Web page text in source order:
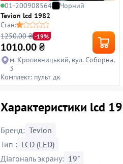
01-200908564
Чорний
Tevion lcd 1982
Стан:
1250.00 ₴ -19%
1010.00₴
м. Кропивницький, вул. Соборна,
3
Комплект: пульт дк
Характеристики lcd
Бренд: Tevion
Тип : LCD (LED)
Діагональ экрану: 19"